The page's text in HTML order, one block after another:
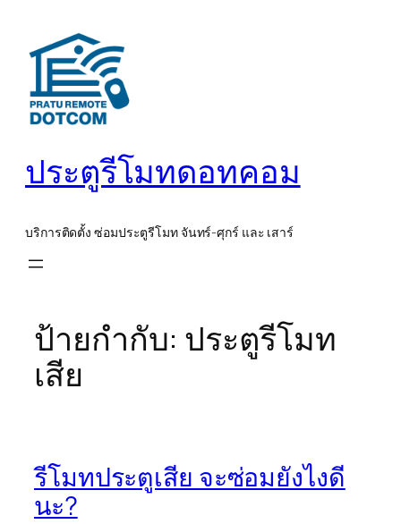
เนื้อหา
ประตูรีโมทดอทคอม
บริการติดตั้ง ซ่อมประตูรีโมท จันทร์-ศุกร์ และ เสาร์
ป้ายกำกับ: ประตูรีโมท
เสีย
รีโมทประตูเสีย จะซ่อมยังไงดี
นะ?